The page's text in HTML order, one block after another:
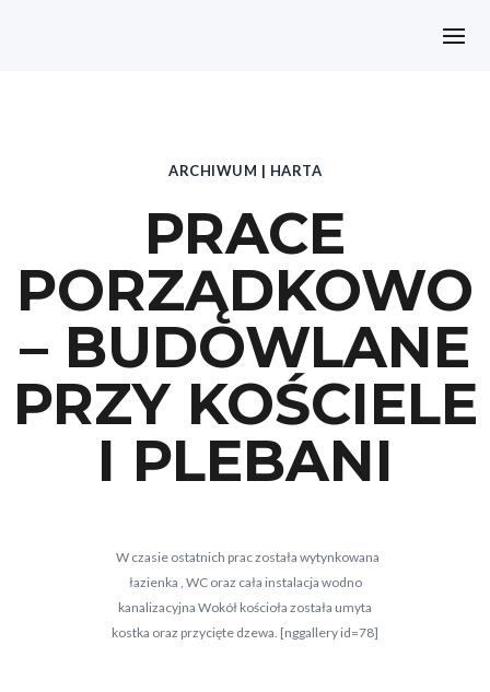
ARCHIWUM | HARTA
PRACE
PORZĄDKOWO
– BUDOWLANE
PRZY KOŚCIELE
I PLEBANI
W czasie ostatnich prac została wytynkowana
łazienka , WC oraz cała instalacja wodno
kanalizacyjna Wokół kościoła została umyta
kostka oraz przycięte dzewa. [nggallery id=78]